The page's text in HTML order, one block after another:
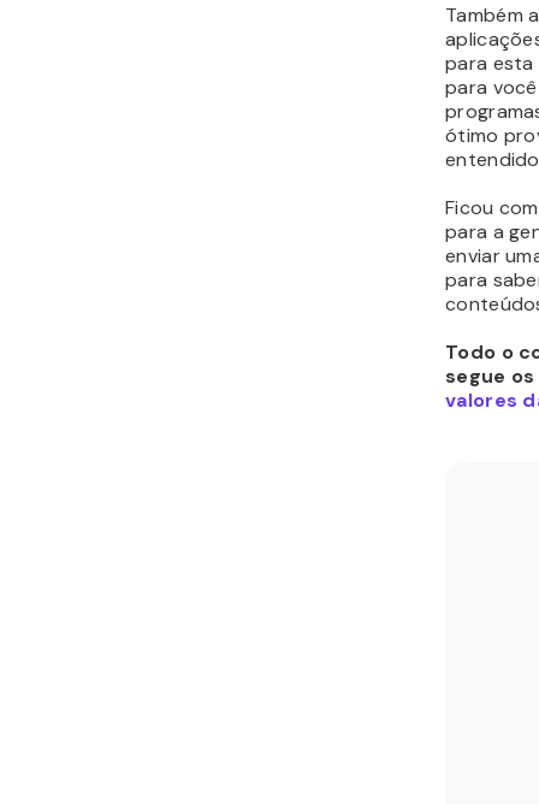
Também
para esta
para
ótimo
Ficou
para a
enviar
para
Todo o
segue
valores